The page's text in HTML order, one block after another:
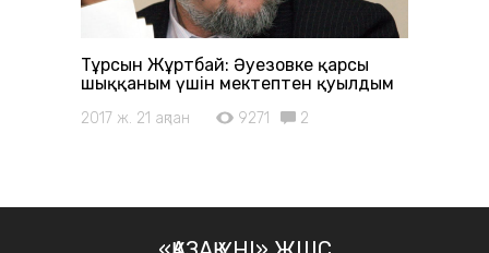
Тұрсын Жұртбай: Әуезовке қарсы
шыққаным үшін мектептен қуылдым
2017 ж. 21 ақпан 9271 2